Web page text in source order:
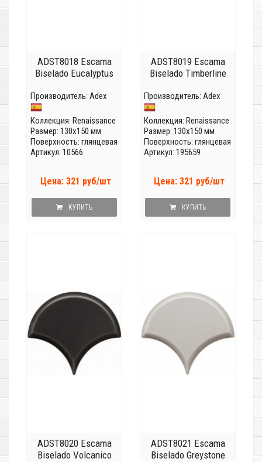
ADST8018 Escama
Biselado Eucalyptus
Производитель: Adex
Коллекция: Renaissance
Размер: 130x150 мм
Поверхность: глянцевая
Артикул: 10566
Цена: 321 руб/шт
КУПИТЬ
ADST8019 Escama
Biselado Timberline
Производитель: Adex
Коллекция: Renaissance
Размер: 130x150 мм
Поверхность: глянцевая
Артикул: 195659
Цена: 321 руб/шт
КУПИТЬ
ADST8020 Escama
Biselado Volcanico
ADST8021 Escama
Biselado Greystone